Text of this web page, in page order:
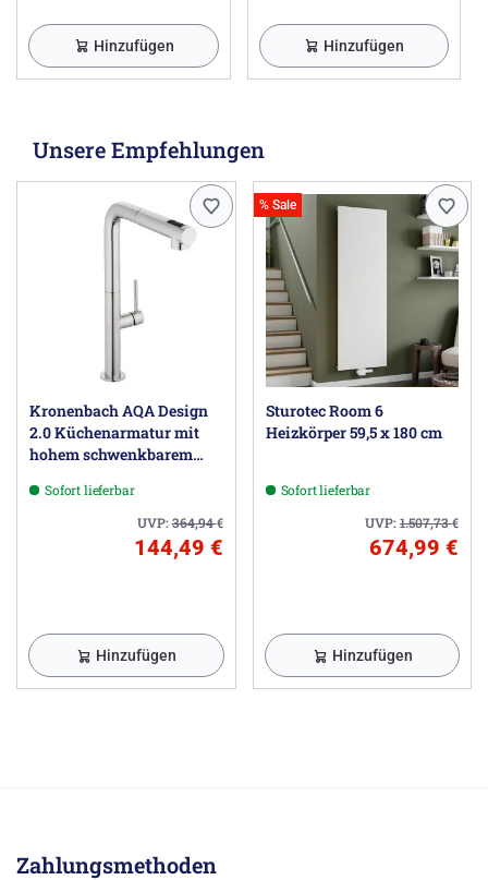
Hinzufügen Hinzufügen
Unsere Empfehlungen
Kronenbach AQA Design
2.0 Küchenarmatur mit
hohem schwenkbarem
Handbrause mit 2
Sofort lieferbar
UVP:364,94€
144,49 €
Hinzufügen
% Sale
Sturotec Room 6
Heizkörper 59,5 x 180 cm
Sofort lieferbar
UVP:1.507,73€
674,99 €
Hinzufügen
Zahlungsmethoden